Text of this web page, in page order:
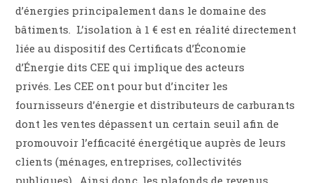
d’énergies principalement dans le domaine des
bâtiments. L’isolation à 1 € est en réalité directement
liée au dispositif des Certificats d’Économie
d’Énergie dits CEE qui implique des acteurs
privés. Les CEE ont pour but d’inciter les
fournisseurs d’énergie et distributeurs de carburants
dont les ventes dépassent un certain seuil afin de
promouvoir l’efficacité énergétique auprès de leurs
clients (ménages, entreprises, collectivités